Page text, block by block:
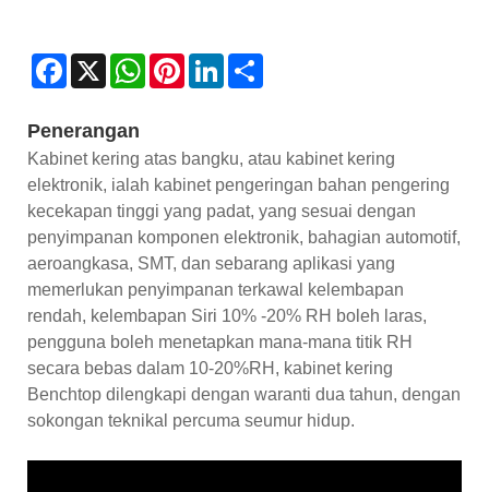
Facebook
X WhatsAppPinterestLinkedIn
Penerangan
Kabinet kering atas bangku, atau kabinet kering
elektronik, ialah kabinet pengeringan bahan pengering
kecekapan tinggi yang padat, yang sesuai dengan
penyimpanan komponen elektronik, bahagian automotif,
aeroangkasa, SMT, dan sebarang aplikasi yang
memerlukan penyimpanan terkawal kelembapan
rendah, kelembapan Siri 10% -20% RH boleh laras,
pengguna boleh menetapkan mana-mana titik RH
secara bebas dalam 10-20%RH, kabinet kering
Benchtop dilengkapi dengan waranti dua tahun, dengan
sokongan teknikal percuma seumur hidup.